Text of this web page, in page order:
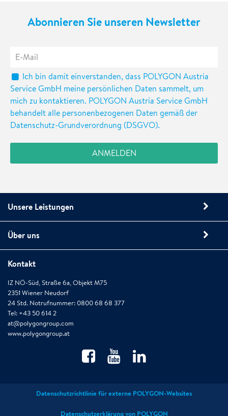
Abonnieren Sie unseren Newsletter
Ich bin damit einverstanden, dass POLYGON Austria
Service GmbH meine persönlichen Daten sammelt, um
mich zu kontaktieren. POLYGON Austria Service GmbH
behandelt alle personenbezogenen Daten gemäß der
Datenschutz-Grundverordnung (DSGVO).
Unsere Leistungen
Über uns
Kontakt
IZ NÖ-Süd, Straße 6a, Objekt M75
2351 Wiener Neudorf
24 Std. Notrufnummer: 0800 68 68 377
Tel: +43 50 614 2
at@polygongroup.com
www.polygongroup.at
Datenschutzrichtlinie für externe POLYGON-Websites
Datenschutzerklärung von POLYGON